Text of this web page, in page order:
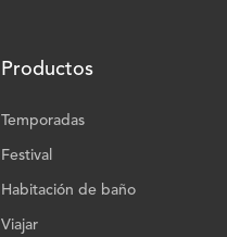
Productos
Temporadas
Festival
Habitación de baño
Viajar